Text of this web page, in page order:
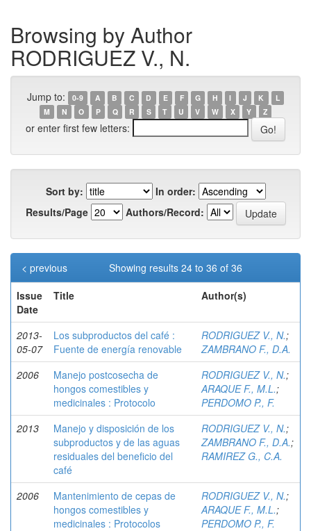
Browsing by Author
RODRIGUEZ V., N.
Jump to: 0-9 A B C D E F G H I J K
L
M
N O P Q R S T U V W X Y Z
or enter first few letters:
Sort by:
In order:
Results/Page
Authors/Record:
Showing results 24 to 36 of 36
< previous
Issue
Date
Title Author(s)
2013-
05-07
Los subproductos del café :
Fuente de energía renovable
RODRIGUEZ V., N.;
ZAMBRANO F., D.A.
2006
Manejo postcosecha de
hongos comestibles y
medicinales : Protocolo
RODRIGUEZ V., N.;
ARAQUE F., M.L.;
PERDOMO P., F.
2013
Manejo y disposición de los
subproductos y de las aguas
residuales del beneficio del
café
RODRIGUEZ V., N.;
ZAMBRANO F., D.A.;
RAMIREZ G., C.A.
2006
Mantenimiento de cepas de
hongos comestibles y
medicinales : Protocolos
RODRIGUEZ V., N.;
ARAQUE F., M.L.;
PERDOMO P., F.